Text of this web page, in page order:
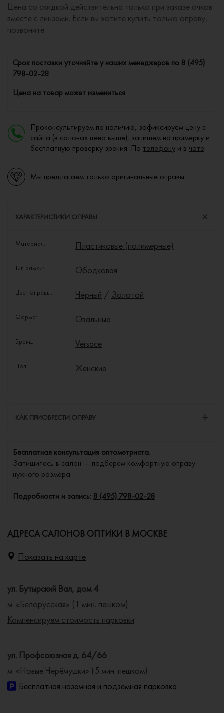
Цена со скидкой действительна только при заказе очков
вместе с линзами. Если вы хотите купить только оправу,
позвоните.
Cрок поставки уточняйте у наших менеджеров по 8 (495)
798-02-28
Цена на товар может измениться
Проконсультируем по наличию, зафиксируем цену с
сайта (в салонах цена выше), запишем на примерку и
бесплатную проверку зрения. По телефону и в чате
Мы предлагаем только оригинальные оправы
ХАРАКТЕРИСТИКИ ОПРАВЫ
Материал: Пластиковые (полимерные)
Тип рамки: Ободковая
Цвет оправы: Чёрный / Золотой
Форма: Овальные
Бренд: Versace
Пол: Женские
КАК ПРИОБРЕСТИ ОПРАВУ
Бесплатная консультация оптометриста.
Запишитесь в салон — подберем комфортную оправу
нужного размера.
Подробности и запись: 8 (495) 798-02-28
АДРЕСА САЛОНОВ ОПТИКИ В МОСКВЕ
Показать на карте
ул. Бутырский Вал, дом 4
м. «Белорусская» (1 мин. пешком)
Компенсируем стоимость парковки
ул. Профсоюзная д. 64/66
м. «Новые Черёмушки» (5 мин. пешком)
Бесплатная наземная и подземная парковка